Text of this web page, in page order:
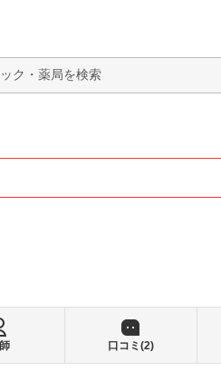
検索
口コミ(2)